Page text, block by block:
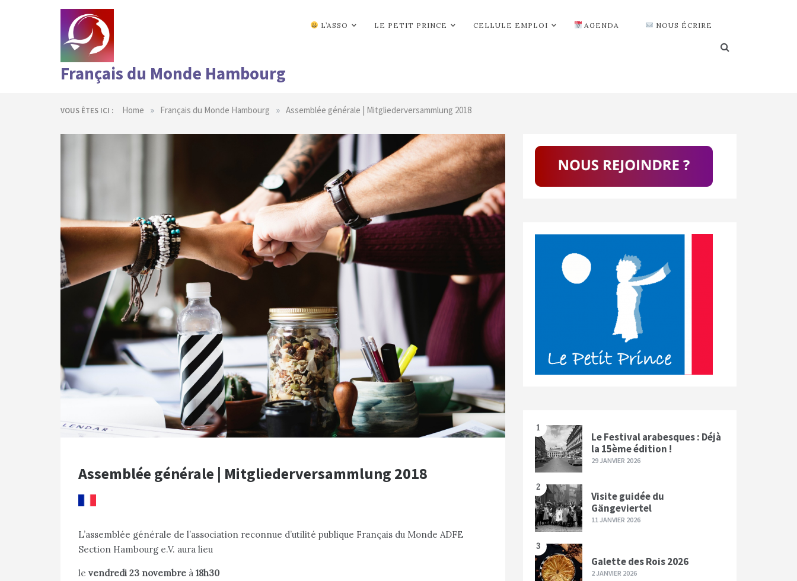
Français du Monde Hambourg
L’ASSO LE PETIT PRINCE CELLULE EMPLOI AGENDA NOUS ÉCRIRE
VOUS ÊTES ICI : Home » Français du Monde Hambourg » Assemblée générale | Mitgliederversammlung 2018
Assemblée générale | Mitgliederversammlung 2018
L’assemblée générale de l’association reconnue d’utilité publique Français du Monde ADFE
Section Hambourg e.V. aura lieu
le vendredi 23 novembre à 18h30
1
Le Festival arabesques : Déjà
la 15ème édition !
29 JANVIER 2026
2
Visite guidée du
Gängeviertel
11 JANVIER 2026
3
Galette des Rois 2026
2 JANVIER 2026